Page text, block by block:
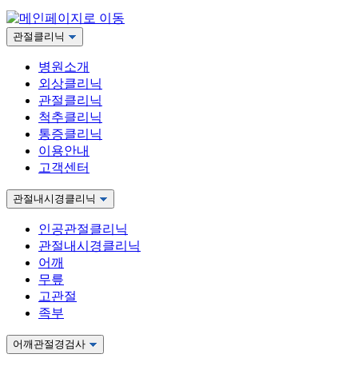
관절클리닉
병원소개
외상클리닉
관절클리닉
척추클리닉
통증클리닉
이용안내
고객센터
관절내시경클리닉
인공관절클리닉
관절내시경클리닉
어깨
무릎
고관절
족부
어깨관절경검사